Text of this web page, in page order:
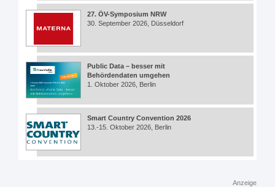
27. ÖV-Symposium NRW
30. September 2026, Düsseldorf
Public Data – besser mit
Behördendaten umgehen
1. Oktober 2026, Berlin
Smart Country Convention 2026
13.-15. Oktober 2026, Berlin
Anzeige